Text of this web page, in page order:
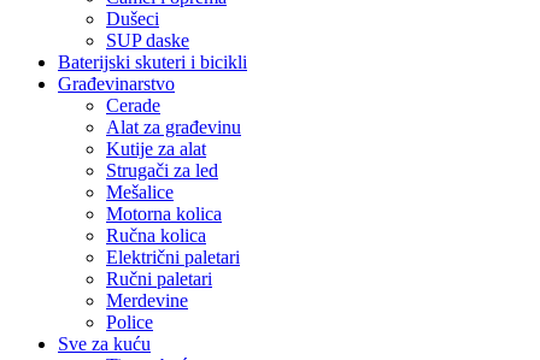
Dušeci
SUP daske
Baterijski skuteri i bicikli
Građevinarstvo
Cerade
Alat za građevinu
Kutije za alat
Strugači za led
Mešalice
Motorna kolica
Ručna kolica
Električni paletari
Ručni paletari
Merdevine
Police
Sve za kuću